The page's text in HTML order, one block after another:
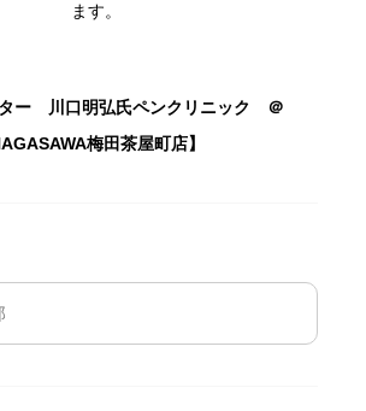
ます。
ター 川口明弘氏ペンクリニック ＠
梅田茶屋町店】